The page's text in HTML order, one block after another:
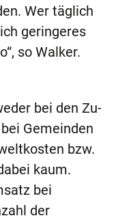
Wer täglich
geringeres
so Walker.
bei den Zu-
Gemeinden
bzw.
kaum.
bei
der